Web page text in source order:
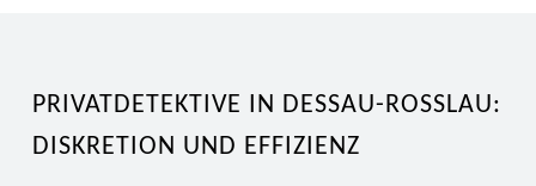
PRIVATDETEKTIVE IN DESSAU-ROSSLAU: D
ISKRETION UND EFFIZIENZ